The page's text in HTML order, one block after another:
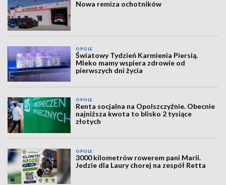
Nowa remiza ochotników
OPOLE
Światowy Tydzień Karmienia Piersią.
Mleko mamy wspiera zdrowie od
pierwszych dni życia
OPOLE
Renta socjalna na Opolszczyźnie. Obecnie
najniższa kwota to blisko 2 tysiące
złotych
OPOLE
3000 kilometrów rowerem pani Marii.
Jedzie dla Laury chorej na zespół Retta